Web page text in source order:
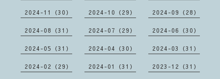
2024-11（30） 2024-10（29） 2024-09（28）
2024-08（31） 2024-07（29） 2024-06（30）
2024-05（31） 2024-04（30） 2024-03（31）
2024-02（29） 2024-01（31） 2023-12（31）